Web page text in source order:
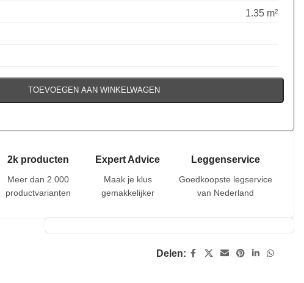
1.35 m²
TOEVOEGEN AAN WINKELWAGEN
2k producten
Meer dan 2.000
productvarianten
Expert Advice
Maak je klus
gemakkelijker
Leggenservice
Goedkoopste legservice
van Nederland
Delen: